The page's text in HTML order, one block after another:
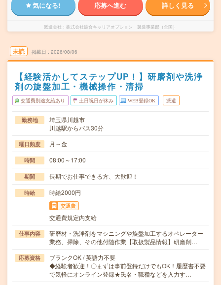
気になる! 応募へ進む 詳しく見る
派遣会社 株式会社綜合キャリアオプション 製造事業部（全国）
未読 掲載日 2026/08/06
【経験活かしてステップUP！】研磨剤や洗浄
剤の旋盤加工・機械操作・清掃
交通費別途支給あり 土日祝日が休み WEB登録OK 派遣
勤務地
埼玉県川越市
川越駅からバス30分
曜日頻度 月～金
時間 08:00～17:00
期間 長期でお仕事できる方、大歓迎！
時給 時給2000円
交通費
交通費規定内支給
仕事内容
研磨材・洗浄剤をマシニングや旋盤加工するオペレーター
業務、掃除、その他付随作業【取扱製品情報】研磨剤…
応募資格
ブランクOK / 英語力不要
◆経験者歓迎！〇まずは事前登録だけでもOK！履歴書不要
で気軽にオンライン登録★氏名・職種などを入力す…